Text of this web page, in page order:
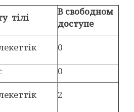
тілі
В свободном
доступе
0
0
2